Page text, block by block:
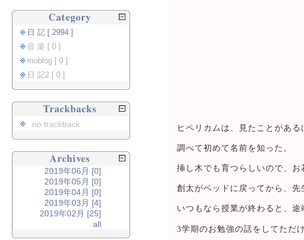
ヒペリカムは、見たことがある
調べて初めて名前を知った。
挿し木でも育つらしいので、お
創太がベッドに戻ってから、先
いつもなら授業が終わると、
3学期のお勉強の話をしてただ
Category
日 記 [ 2994 ]
音 楽 [ 0 ]
moblog [ 0 ]
日 記2 [ 0 ]
Trackbacks
no trackback
Archives
2019年06月 [0]
2019年05月 [0]
2019年04月 [0]
2019年03月 [4]
2019年02月 [25]
all